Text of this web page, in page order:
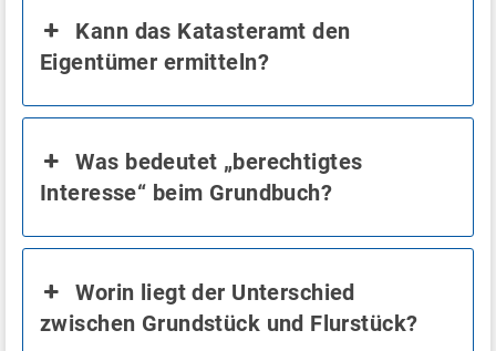
Kann das Katasteramt den
Eigentümer ermitteln?
Was bedeutet „berechtigtes
Interesse“ beim Grundbuch?
Worin liegt der Unterschied
zwischen Grundstück und Flurstück?